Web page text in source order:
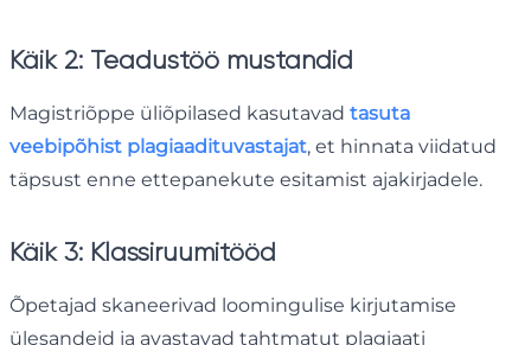
Käik 2: Teadustöö mustandid
Magistriõppe üliõpilased kasutavad tasuta
veebipõhist plagiaadituvastajat, et hinnata viidatud
täpsust enne ettepanekute esitamist ajakirjadele.
Käik 3: Klassiruumitööd
Õpetajad skaneerivad loomingulise kirjutamise
ülesandeid ja avastavad tahtmatut plagiaati